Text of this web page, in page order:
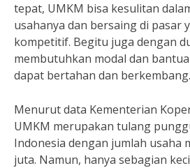
tepat, UMKM bisa kesulitan
usahanya dan bersaing di pasar
kompetitif. Begitu juga dengan
membutuhkan modal dan
dapat bertahan dan berkembang.
Menurut data Kementerian
UMKM merupakan tulang
Indonesia dengan jumlah usaha
juta. Namun, hanya sebagian